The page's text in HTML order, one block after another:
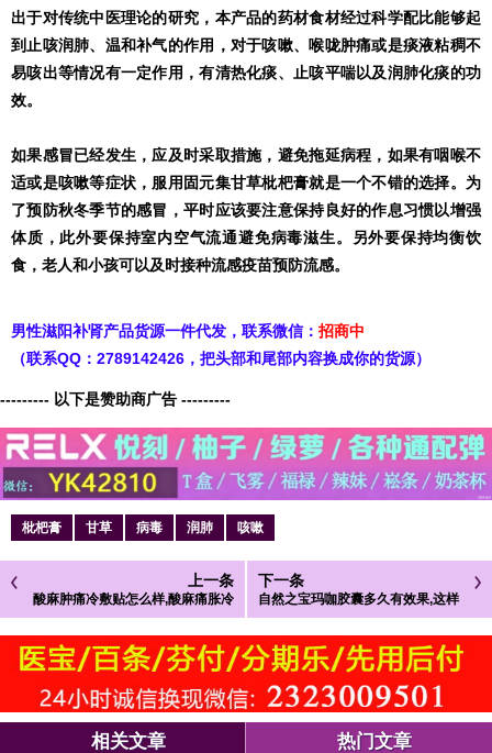
出于对传统中医理论的研究，本产品的药材食材经过科学配比能够起
到止咳润肺、温和补气的作用，对于咳嗽、喉咙肿痛或是痰液粘稠不
易咳出等情况有一定作用，有清热化痰、止咳平喘以及润肺化痰的功
效。
如果感冒已经发生，应及时采取措施，避免拖延病程，如果有咽喉不
适或是咳嗽等症状，服用固元集甘草枇杷膏就是一个不错的选择。为
了预防秋冬季节的感冒，平时应该要注意保持良好的作息习惯以增强
体质，此外要保持室内空气流通避免病毒滋生。另外要保持均衡饮
食，老人和小孩可以及时接种流感疫苗预防流感。
男性滋阳补肾产品货源一件代发， 联系微信： 招商中
（联系QQ：2789142426，把头部和尾部内容换成你的货源）
--------- 以下是赞助商广告 ---------
枇杷膏 甘草 病毒 润肺 咳嗽
上一条
酸麻肿痛冷敷贴怎么样,酸麻痛胀冷
下一条
自然之宝玛咖胶囊多久有效果,这样
相关文章 热门文章